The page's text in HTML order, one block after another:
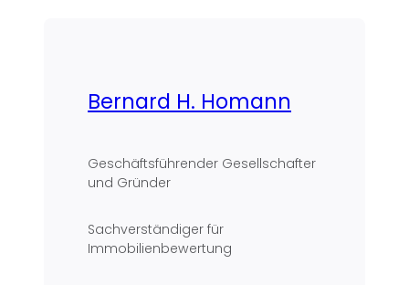
Bernard H. Homann
Geschäftsführender Gesellschafter
und Gründer
Sachverständiger für
Immobilienbewertung